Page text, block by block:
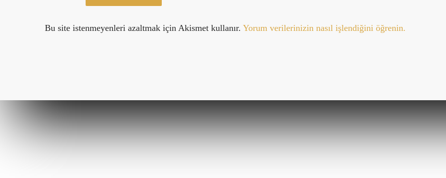
Bu site istenmeyenleri azaltmak için Akismet kullanır. Yorum verilerinizin nasıl işlendiğini öğrenin.